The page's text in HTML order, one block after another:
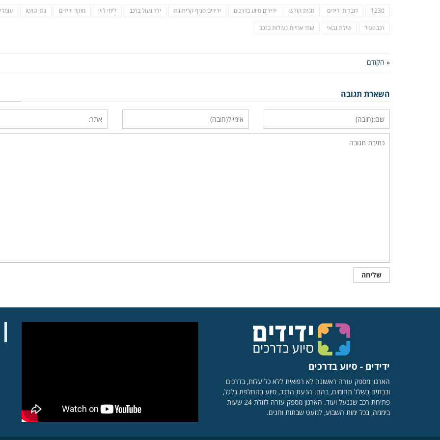
1230 דוברות ידידים חגית קורש ידידים סיוע בדרכים ידידים סניף קרית גת ילד נעול ברכב ליחי לוין מוקד ידידים נתי טויטו
רכב נעול שילת גבאי שתי אחיות נעולות ברכב
« הקודם
השארת תגובה
ידידים - סיוע בדרכים
הארגון מספק עזרה ראשונה לא רפואית ללא כל עלות, בדרכים
ובבתים בשלל תחומים, בהם: הנעת הרכב, סיוע בהחלפת גלגל,
פתיחת רכב שננעל ועוד. הארגון מספק עזרה לזולת 24 שעות
ביממה, בכל ימות השבוע, למעט שבתות וחגים.